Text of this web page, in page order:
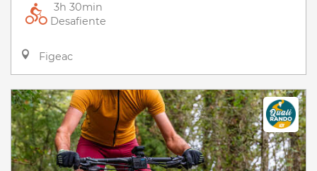
3h 30min
Desafiente
Figeac